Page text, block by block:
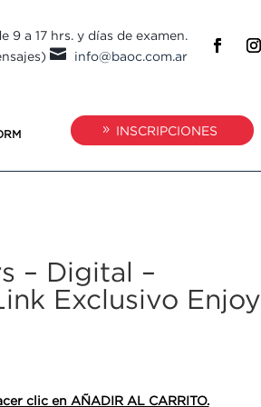
a 17 hrs. y días de examen.
 info@baoc.com.ar
INSCRIPCIONES
– Digital –
Exclusivo Enjoy
clic en AÑADIR AL CARRITO.